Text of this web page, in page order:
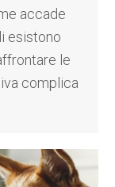
accade
esistono
le
complica